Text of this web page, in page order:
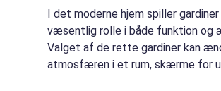
I det moderne hjem spiller gardiner
væsentlig rolle i både funktion og
Valget af de rette gardiner kan
atmosfæren i et rum, skærme for